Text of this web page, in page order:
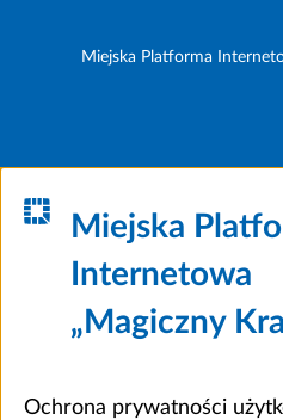
Miejska Platforma
Miejska
Internetowa
„Magiczny
Ochrona prywatności